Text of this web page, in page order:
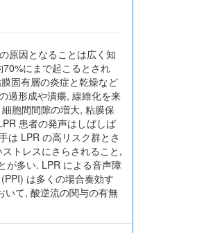
原因となることは広く知
にまで起こるとされ
固有層の炎症と乾燥など
過形成や潰瘍, 線維化を来
胞間間隙の増大, 粘膜保
患者の発声はしばしば
は LPR の高リスク群とさ
トレスにさらされること,
が多い. LPR による音声障
は多くの場合奏効す
いて, 酸逆流の関与の有無